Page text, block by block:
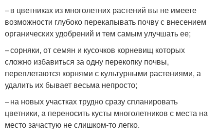
– в цветниках из многолетних растений вы не имеете
возможности глубоко перекапывать почву с внесением
органических удобрений и тем самым улучшать ее;
– сорняки, от семян и кусочков корневищ которых
сложно избавиться за одну перекопку почвы,
переплетаются корнями с культурными растениями, а
удалить их бывает весьма непросто;
– на новых участках трудно сразу спланировать
цветники, а переносить кусты многолетников с места на
место зачастую не слишком-то легко.